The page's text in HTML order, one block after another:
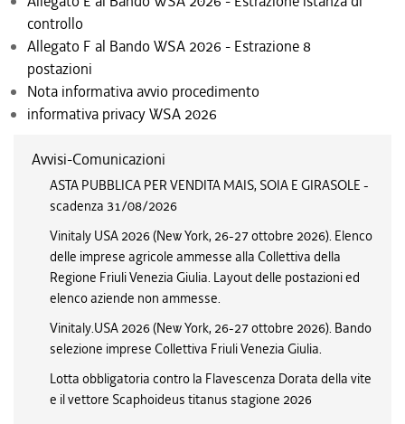
controllo
Allegato F al Bando WSA 2026 - Estrazione 8
postazioni
Nota informativa avvio procedimento
informativa privacy WSA 2026
Avvisi-Comunicazioni
ASTA PUBBLICA PER VENDITA MAIS, SOIA E GIRASOLE -
scadenza 31/08/2026
Vinitaly USA 2026 (New York, 26-27 ottobre 2026). Elenco
delle imprese agricole ammesse alla Collettiva della
Regione Friuli Venezia Giulia. Layout delle postazioni ed
elenco aziende non ammesse.
Vinitaly.USA 2026 (New York, 26-27 ottobre 2026). Bando
selezione imprese Collettiva Friuli Venezia Giulia.
Lotta obbligatoria contro la Flavescenza Dorata della vite
e il vettore Scaphoideus titanus stagione 2026